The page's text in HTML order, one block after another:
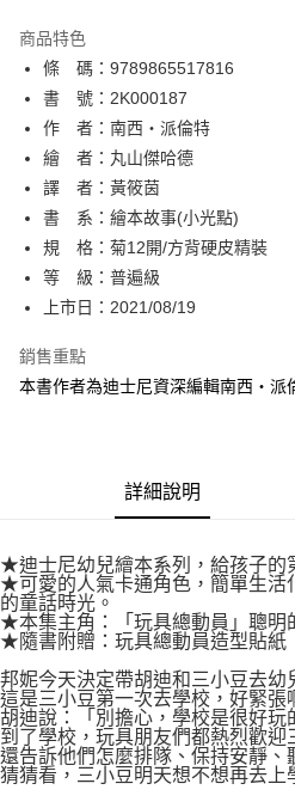
相關說明
【關於「AFTEE先享後付」】
AFTEE先享後付是「在收到商品之後才付
便利好安心！
１．簡單：不需註冊會員、不需綁卡、不
２．便利：只要手機號碼，簡訊認證，即
３．安心：先確認商品／服務後，再付款。
【「AFTEE先享後付」結帳流程】
１．於結帳方式選擇「AFTEE先享後付」
結帳頁面，進行簡訊認證並確認金額後，
２．訂單成立數日內，您將收到繳費通知
３．收到繳費通知簡訊後14天內，點擊此
※ 請注意：結帳手續完成當下不需立刻繳
購買商品的店家。未經商家同意取消之訂
後付繳納相關費用。
權轉讓予恩沛科技股份有限公司。
２．關於個人資料處理事宜，請瀏覽以下
https://aftee.tw/terms/#terms3
３．未成年的使用者請事先徵得法定代理
「AFTEE先享後付」，若未經同意申辦者
任。
４．使用「AFTEE先享後付」時，將依據
時審查核予不同之上限額度；若仍有額度
請求用戶進行身份認證。
５．嚴禁一人註冊多個帳號或使用他人資
恩沛科技股份有限公司將有權停止該用戶
ATM付款
運送方式
全家取貨付款
每筆NT$80，滿NT$500(含以上)免運
付款後全家取貨
每筆NT$80，滿NT$500(含以上)免運
每筆NT$80，滿NT$500(含以上)免運
付款後7-11取貨
每筆NT$80，滿NT$500(含以上)免運
宅配
每筆NT$100，滿NT$800(含以上)免
國家/地區配送
商品特色
條 碼：9789865517816
書 號：2K000187
作 者：南西‧派倫特
繪 者：丸山傑哈德
譯 者：黃筱茵
書 系：繪本故事(小光點)
規 格：菊12開/方背硬皮精裝
等 級：普遍級
上市日：2021/08/19
銷售重點
本書作者為迪士尼資深編輯南西‧派
詳細說明
★迪士尼幼兒繪本系列，給孩子的
★可愛的人氣卡通角色，簡單生活
的童話時光。
★本集主角：「玩具總動員」聰明
★隨書附贈：玩具總動員造型貼紙
邦妮今天決定帶胡迪和三小豆去幼
這是三小豆第一次去學校，好緊張
胡迪說：「別擔心，學校是很好玩
到了學校，玩具朋友們都熱烈歡迎
還告訴他們怎麼排隊、保持安靜、
猜猜看，三小豆明天想不想再去上